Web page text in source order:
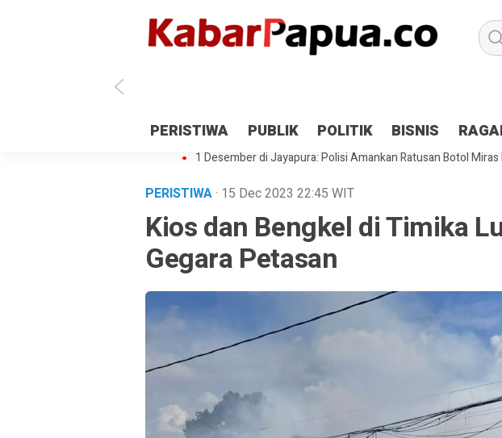
PERISTIWA PUBLIK POLITIK BISNIS
Antisipasi 1 Desember, TNI Polri Patroli 2×24 jam di Kota
Gedung Perpustakaan SMPN 5 Sentani Terbakar
Hibah
1 Desember di Jayapura: Polisi Amankan Ratusan Botol
PERISTIWA· 15 Dec 2023 22:45 WIT
Kios dan Bengkel di Timika
Gegara Petasan